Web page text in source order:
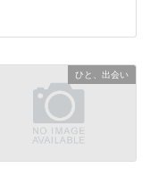
ひと、出会い